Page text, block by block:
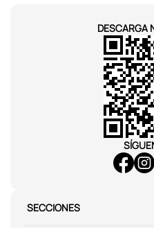
DESCARGA
SECCIONES